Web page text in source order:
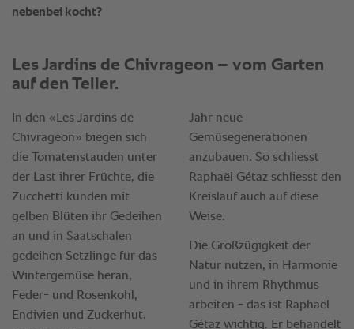
nebenbei kocht?